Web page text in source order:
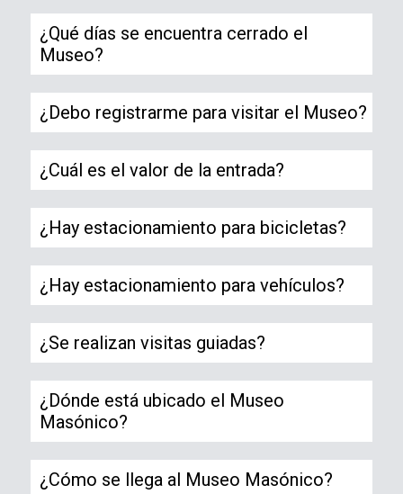
¿Qué días se encuentra cerrado el
Museo?
¿Debo registrarme para visitar el Museo?
¿Cuál es el valor de la entrada?
¿Hay estacionamiento para bicicletas?
¿Hay estacionamiento para vehículos?
¿Se realizan visitas guiadas?
¿Dónde está ubicado el Museo
Masónico?
¿Cómo se llega al Museo Masónico?